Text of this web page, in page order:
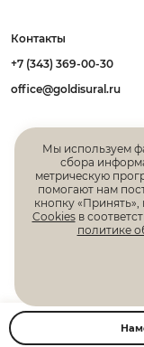
Контакты
+7 (343) 369-00-30
office@goldisural.ru
Все права
данной
Главная Каталог
Мы используем
сбора
метрическую
помогают нам
кнопку «Принять»,
Cookiesв
политике